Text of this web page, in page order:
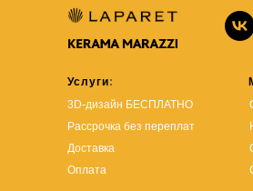
Услуги:
3D-дизайн БЕСПЛАТНО
Рассрочка без переплат
Доставка
Оплата